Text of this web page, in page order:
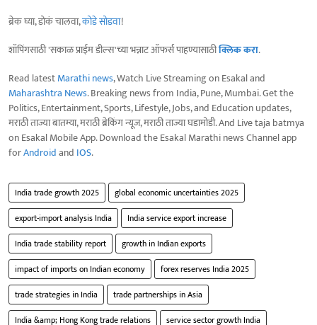
ब्रेक घ्या, डोकं चालवा,कोडे सोडवा!
शॉपिंगसाठी 'सकाळ प्राईम डील्स'च्या भन्नाट ऑफर्स पाहण्यासाठीक्लिक करा.
Read latestMarathi news, Watch Live Streaming on Esakal and
Maharashtra News. Breaking news from India, Pune, Mumbai. Get the
Politics, Entertainment, Sports, Lifestyle, Jobs, and Education updates,
मराठी ताज्या बातम्या, मराठी ब्रेकिंग न्यूज, मराठी ताज्या घडामोडी. And Live taja batmya
on Esakal Mobile App. Download the Esakal Marathi news Channel app
forAndroidand IOS.
India trade growth 2025
global economic uncertainties 2025
export-import analysis India
India service export increase
India trade stability report
growth in Indian exports
impact of imports on Indian economy
forex reserves India 2025
trade strategies in India
trade partnerships in Asia
India &amp; Hong Kong trade relations
service sector growth India